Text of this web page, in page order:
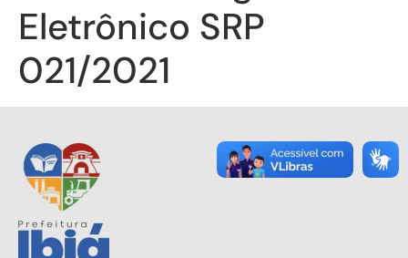
Eletrônico SRP
021/2021